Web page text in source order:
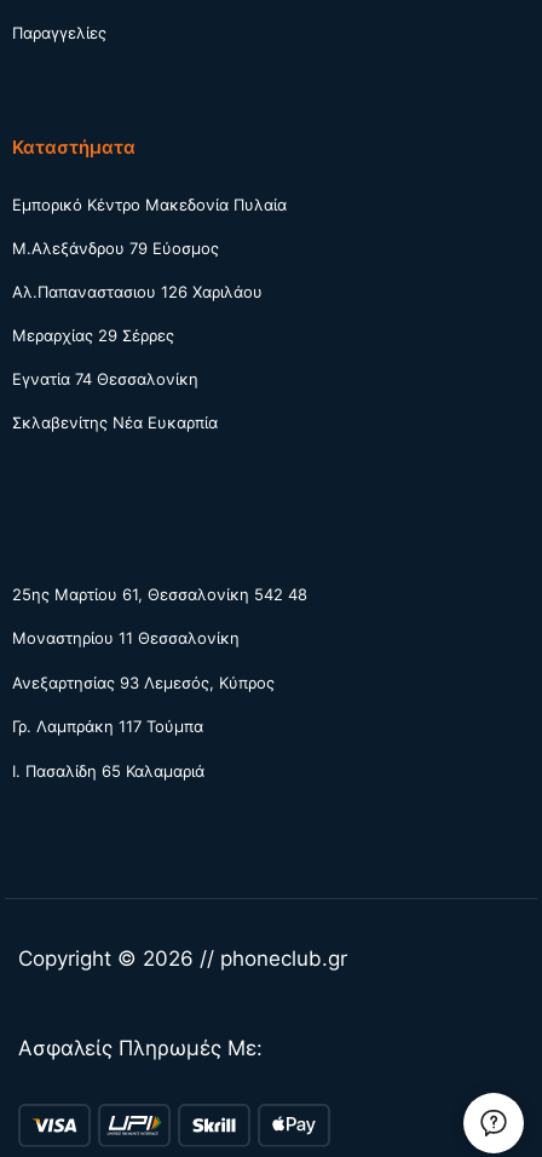
Παραγγελίες
Καταστήματα
Εμπορικό Κέντρο Μακεδονία Πυλαία
Μ.Αλεξάνδρου 79 Εύοσμος
Αλ.Παπαναστασιου 126 Χαριλάου
Μεραρχίας 29 Σέρρες
Εγνατία 74 Θεσσαλονίκη
Σκλαβενίτης Νέα Ευκαρπία
25ης Μαρτίου 61, Θεσσαλονίκη 542 48
Μοναστηρίου 11 Θεσσαλονίκη
Ανεξαρτησίας 93 Λεμεσός, Κύπρος
Γρ. Λαμπράκη 117 Τούμπα
Ι. Πασαλίδη 65 Καλαμαριά
Copyright © 2026 // phoneclub.gr
Ασφαλείς Πληρωμές Με: